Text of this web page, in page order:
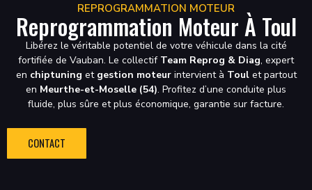
REPROGRAMMATION MOTEUR
Reprogrammation Moteur À Toul
Libérez le véritable potentiel de votre véhicule dans la cité
fortifiée de Vauban. Le collectif Team Reprog & Diag, expert
en chiptuning et gestion moteurintervient à Toulet partout
en Meurthe-et-Moselle (54). Profitez d’une conduite plus
fluide, plus sûre et plus économique, garantie sur facture.
CONTACT